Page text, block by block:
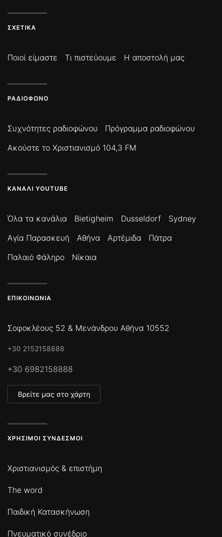
ΣΧΕΤΙΚΆ
Ποιοί είμαστε Τι πιστεύουμε Η αποστολή μας
ΡΑΔΙΌΦΩΝΟ
Συχνότητες ραδιοφώνου
Πρόγραμμα ραδιοφώνου
Ακούστε το Χριστιανισμό 104,3 FM
ΚΑΝΆΛΙ YOUTUBE
Όλα τα κανάλια Bietigheim Dusseldorf
Sydney
Αγία Παρασκευή
Αθήνα Αρτέμιδα
Πάτρα
Παλαιό Φάληρο
Νίκαια
ΕΠΙΚΟΙΝΩΝΊΑ
Σοφοκλέους 52 & Μενάνδρου Αθήνα 10552
+30 2152158888
+30 6982158888
Βρείτε μας στο χάρτη
ΧΡΉΣΙΜΟΙ ΣΎΝΔΕΣΜΟΙ
Χριστιανισμός & επιστήμη
The word
Παιδική Κατασκήνωση
Πνευματικό συνέδριο